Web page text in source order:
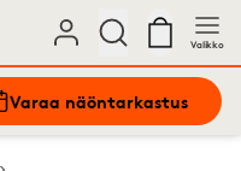
Valikko
Varaa näöntarkastus